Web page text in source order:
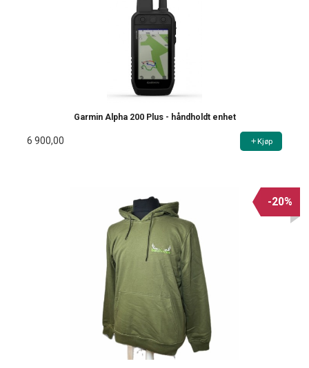
Garmin Alpha 200 Plus - håndholdt enhet
6 900,00 Kjøp
-20%